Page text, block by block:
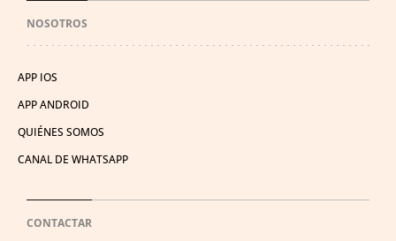
NOSOTROS
APP IOS
APP ANDROID
QUIÉNES SOMOS
CANAL DE WHATSAPP
CONTACTAR